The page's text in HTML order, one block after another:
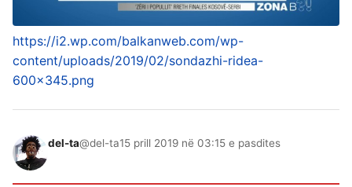
https://i2.wp.com/balkanweb.com/wp-
content/uploads/2019/02/sondazhi-ridea-
600x345.png
del-ta@del-ta15 prill 2019 në 03:15 e pasdites